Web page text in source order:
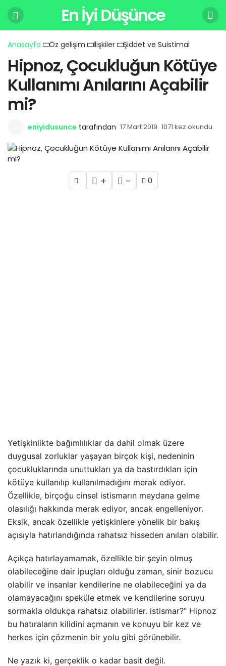
En İyi Düşünce
Anasayfa Öz gelişim İlişkiler Şiddet ve Suistimal
Hipnoz, Çocukluğun Kötüye
Kullanımı Anılarını Açabilir
mi?
eniyidusunce tarafından 17 Mart 2019 1071 kez okundu
+ - 0
Yetişkinlikte bağımlılıklar da dahil olmak üzere
duygusal zorluklar yaşayan birçok kişi, nedeninin
çocukluklarında unuttukları ya da bastırdıkları için
kötüye kullanılıp kullanılmadığını merak ediyor.
Özellikle, birçoğu cinsel istismarın meydana gelme
olasılığı hakkında merak ediyor, ancak engelleniyor.
Eksik, ancak özellikle yetişkinlere yönelik bir bakış
açısıyla hatırlandığında rahatsız hisseden anıları olabilir.
Açıkça hatırlayamamak, özellikle bir şeyin olmuş
olabileceğine dair ipuçları olduğu zaman, sinir bozucu
olabilir ve insanlar kendilerine ne olabileceğini ya da
olamayacağını speküle etmek ve kendilerine soruyu
sormakla oldukça rahatsız olabilirler. istismar?” Hipnoz
bu hatıraların kilidini açmanın ve konuyu bir kez ve
herkes için çözmenin bir yolu gibi görünebilir.
Ne yazık ki, gerçeklik o kadar basit değil.